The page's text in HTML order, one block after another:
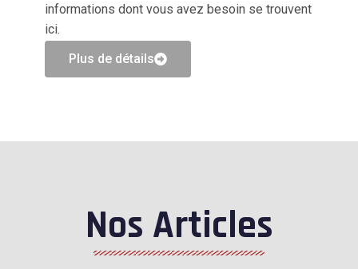
informations dont vous avez besoin se trouvent
ici.
Plus de détails
Nos Articles